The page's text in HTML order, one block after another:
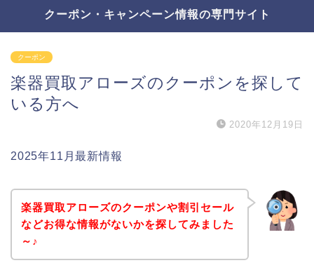
クーポン・キャンペーン情報の専門サイト
クーポン
楽器買取アローズのクーポンを探して
いる方へ
2020年12月19日
2025年11月最新情報
楽器買取アローズのクーポンや割引セール
などお得な情報がないかを探してみました
～♪